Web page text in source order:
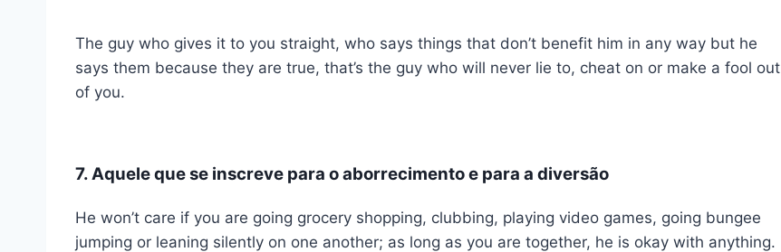
The guy who gives it to you straight, who says things that don’t benefit him in any way but he
says them because they are true, that’s the guy who will never lie to, cheat on or make a fool out
of you.
7. Aquele que se inscreve para o aborrecimento e para a diversão
He won’t care if you are going grocery shopping, clubbing, playing video games, going bungee
jumping or leaning silently on one another; as long as you are together, he is okay with anything.